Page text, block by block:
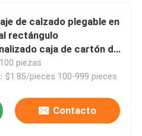
de calzado plegable en
rectángulo
caja de cartón de
vacía
piezas
$1.85/pieces 100-999 pieces
Contacto